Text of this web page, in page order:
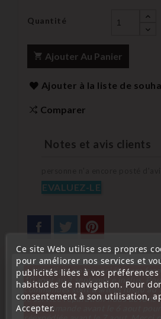
Quantité
Ajouter Au Panier
Ajouter à la liste de
Comparer
Notes et avis clients
EVALUEZ-LE
Description Détails du
Ce site Web utilise ses propres
pour améliorer nos services et
publicités liées à vos préférences
habitudes de navigation. Pour
consentement à son utilisation,
Accepter.
« Attention, notre société sera
10 aout au 1 septembre inclus.
commandes sont traitées jusqu'au
le service réparation nous
télécommande avant le 6 aout pour